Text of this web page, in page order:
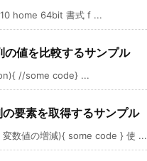
home 64bit 書式 f ...
の値を比較するサンプル
//some code} ...
要素を取得するサンプル
数値の増減){ some code } 使 ...